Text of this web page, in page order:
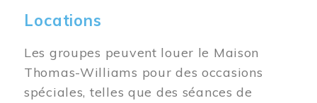
Locations
Les groupes peuvent louer le Maison
Thomas-Williams pour des occasions
spéciales, telles que des séances de